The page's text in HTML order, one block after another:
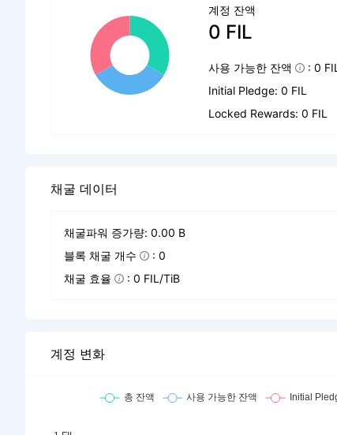
계정 잔액
0 FIL
사용 가능한 잔액
: 0 FIL
Initial Pledge: 0 FIL
Locked Rewards: 0 FIL
채굴 데이터
채굴파워 증가량: 0.00 B
블록 채굴 개수
: 0
채굴 효율
: 0 FIL/TiB
계정 변화